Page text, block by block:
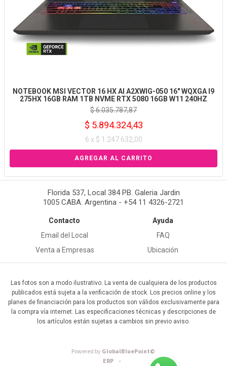
NOTEBOOK MSI VECTOR 16 HX AI A2XWIG-050 16" WQXGA I9
275HX 16GB RAM 1TB NVME RTX 5080 16GB W11 240HZ
$ 6.035.787,87
$ 5.894.324,43
6 x $ 1.247.632,00
Florida 537, Local 384 PB. Galeria Jardin
1005 CABA. Argentina - +54 11 4326-2721
Contacto
Email del Local
Venta a Empresas
Ayuda
FAQ
Ubicación
Las fotos son a modo ilustrativo. La venta de cualquiera de los productos
publicados está sujeta a la verificación de stock. Los precios online y los
planes de financiación para los productos son válidos exclusivamente para
la compra vía internet. Las especificaciones técnicas y descripciones de
los artículos están sujetas a cambios sin previo aviso.
Powered byGlobalBluePoint©
ERP -